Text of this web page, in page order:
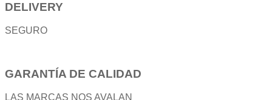
DELIVERY
SEGURO
GARANTÍA DE CALIDAD
LAS MARCAS NOS AVALAN